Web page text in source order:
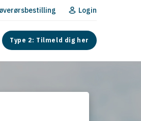
Login
Type 2: Tilmeld dig her